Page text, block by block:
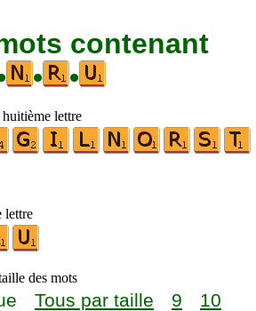
contenant
• •
lettre
lettre
des mots
Tous par taille 9
10